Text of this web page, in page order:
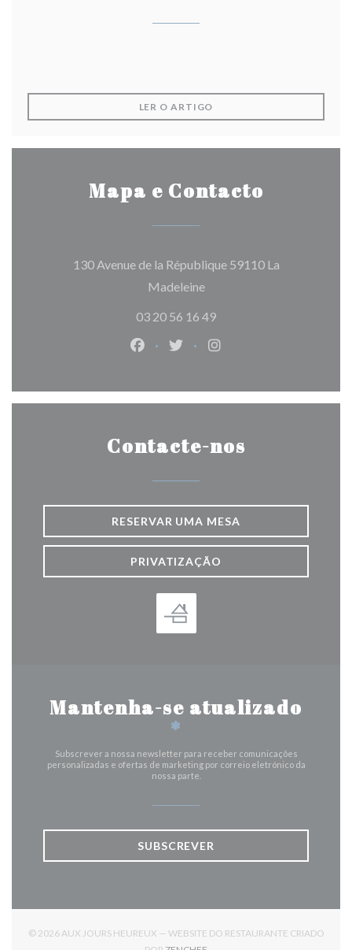
LER O ARTIGO
Mapa e Contacto
130 Avenue de la République 59110 La
Madeleine((abre numa nova janela))
03 20 56 16 49
Facebook ((abre numa nova janela))
Twitter ((abre numa nova
Instagram ((abre
Contacte-nos
RESERVAR UMA MESA
PRIVATIZAÇÃO
Mantenha-se atualizado
*
Subscrever a nossa newsletter para receber comunicações
personalizadas e ofertas de marketing por correio eletrónico da
nossa parte.
SUBSCREVER
© 2026 AUX JOURS HEUREUX — WEBSITE DO RESTAURANTE CRIADO